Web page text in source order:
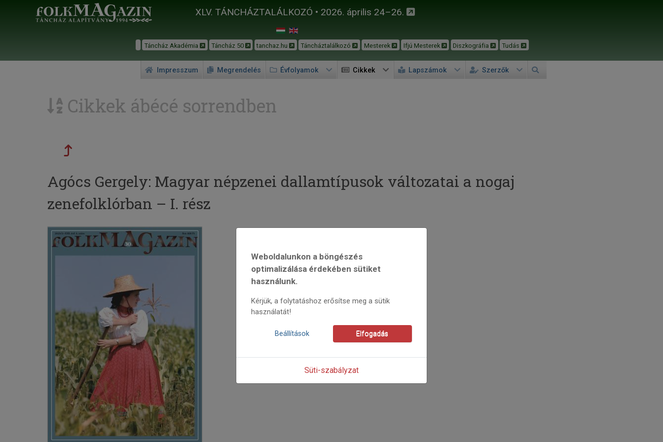
XLV. TÁNCHÁZTALÁLKOZÓ • 2026. április 24–26.
Táncház Akadémia Táncház 50 tanchaz.hu Táncháztalálkozó Mesterek Ifjú Mesterek Diszkográfia Tudás
Impresszum Megrendelés Évfolyamok Cikkek Lapszámok Szerzők
Cikkek ábécé sorrendben
Agócs Gergely: Magyar népzenei dallamtípusok változatai a nogaj
zenefolklórban – I. rész
2023/3
Agócs Gergely
Kezdőoldal: 34
Weboldalunkon a böngészés
optimalizálása érdekében sütiket
használunk.
Kérjük, a folytatáshoz erősítse meg a sütik
használatát!
Beállítások Elfogadás
Süti-szabályzat